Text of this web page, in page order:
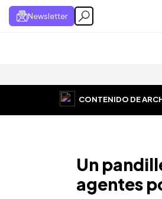
Newsletter
CONTENIDO DE
Un
agentes